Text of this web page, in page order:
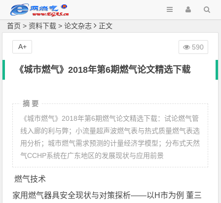
首页 >资料下载 >论文杂志 正文
《城市燃气》2018年第6期燃气论文精选下载
摘 要
《城市燃气》2018年第6期燃气论文精选下载：试论燃气管
线入廊的利与弊；小流量超声波燃气表与热式质量燃气表选
用分析；城市燃气需求预测的计量经济学模型；分布式天然
气CCHP系统在广东地区的发展现状与应用前景
燃气技术
家用燃气器具安全现状与对策探析——以H市为例 董三
590
A+